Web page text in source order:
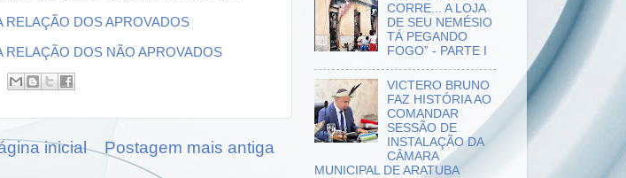
RELAÇÃO DOS APROVADOS
RELAÇÃO DOS NÃO APROVADOS
Postagem mais antiga
inicial
CORRE... A LOJA
DE SEU NEMÉSIO
TÁ PEGANDO
FOGO” - PARTE I
VICTERO BRUNO
FAZ HISTÓRIA AO
COMANDAR
SESSÃO DE
INSTALAÇÃO DA
CÂMARA
MUNICIPAL DE ARATUBA